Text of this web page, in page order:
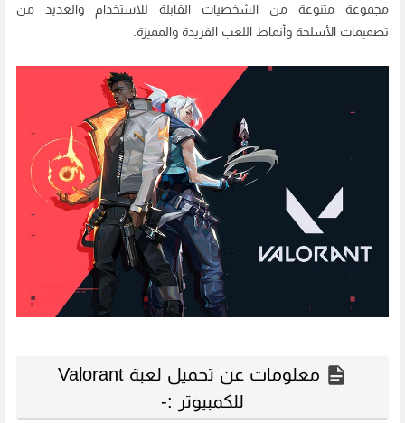
مجموعة متنوعة من الشخصيات القابلة للاستخدام والعديد من
تصميمات الأسلحة وأنماط اللعب الفريدة والمميزة.
معلومات عن تحميل لعبة Valorant
للكمبيوتر :-